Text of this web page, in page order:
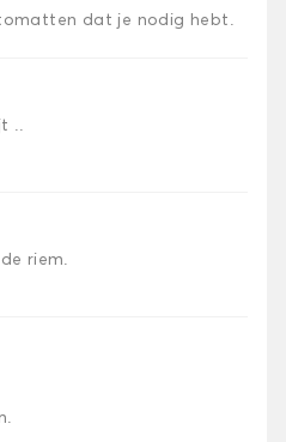
dat je nodig hebt.
..
riem.